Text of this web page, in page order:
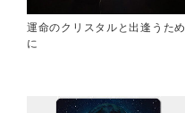
運命のクリスタルと出逢うため
に